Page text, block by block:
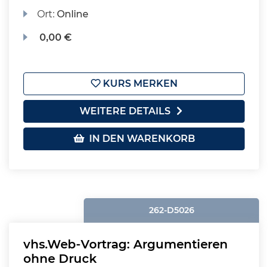
Ort:Online
0,00 €
KURS MERKEN
WEITERE DETAILS
IN DEN WARENKORB
262-D5026
vhs.Web-Vortrag: Argumentieren
ohne Druck